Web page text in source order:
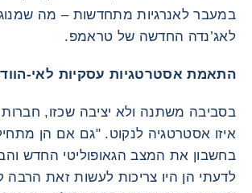
במעבר לאנרגיות מתחדשות – מה
לאג’נדה החדשה של טראמפ.
התאמת אסטרטגיות עסקיות לאי-
בסביבה משתנה ולא יציבה שכזו,
איזו אסטרטגיה לנקוט. "גם אם הן
בחשבון את המצב הגאופוליטי החדש
לדעתי הן היו צריכות לעשות זאת הרבה